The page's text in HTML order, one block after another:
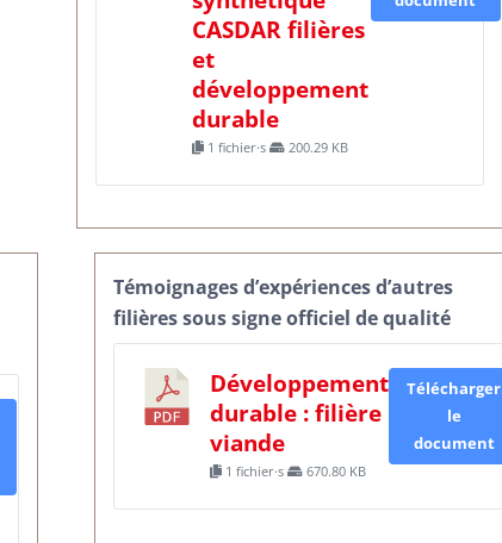
CASDAR filières
et
développement
durable
1 fichier·s 200.29 KB
Témoignages d’expériences d’autres
filières sous signe officiel de qualité
Développement
durable : filière
viande
1 fichier·s 670.80 KB
Télécharger
le
document